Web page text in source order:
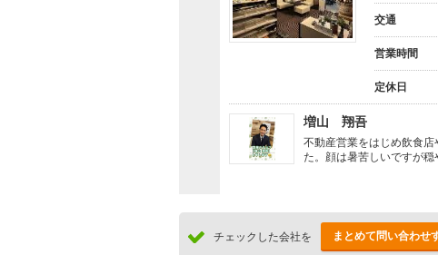
交通
営業時間
定休日
増山 翔吾
不動産営業をはじめ飲食
た。顔は暑苦しいですが
チェックした会社を まとめて問い合わせ